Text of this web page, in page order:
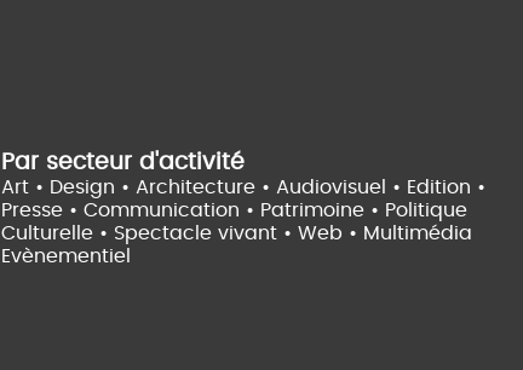
Par secteur d'activité
Art • Design • Architecture • Audiovisuel • Edition •
Presse • Communication • Patrimoine • Politique
Culturelle • Spectacle vivant • Web • Multimédia
Evènementiel